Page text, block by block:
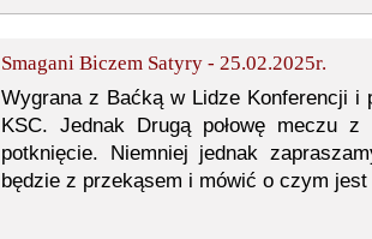
Smagani Biczem Satyry - 25.02.2025r.
Wygrana z Baćką w Lidze Konferencji i
KSC. Jednak Drugą połowę meczu
potknięcie. Niemniej jednak
będzie z przekąsem i mówić o czym jest